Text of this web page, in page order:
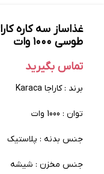
طوسی ۱۰۰۰ وات
تماس بگیرید
برند : کاراجا Karaca
توان : 1000 وات
جنس بدنه : پلاستیک
جنس مخزن : شیشه